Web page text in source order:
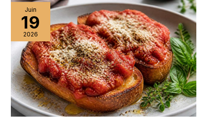
Juin
19
2026